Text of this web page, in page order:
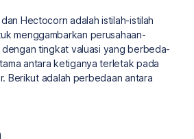
Hectocorn adalah istilah-istilah
menggambarkan perusahaan-
tingkat valuasi yang berbeda-
antara ketiganya terletak pada
Berikut adalah perbedaan antara